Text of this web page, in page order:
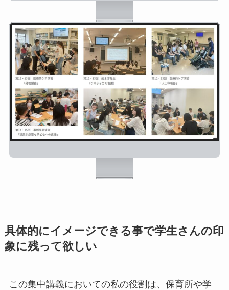
具体的にイメージできる事で学生さんの印
象に残って欲しい
この集中講義においての私の役割は、保育所や学